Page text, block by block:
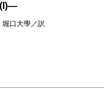
堀口大學／訳